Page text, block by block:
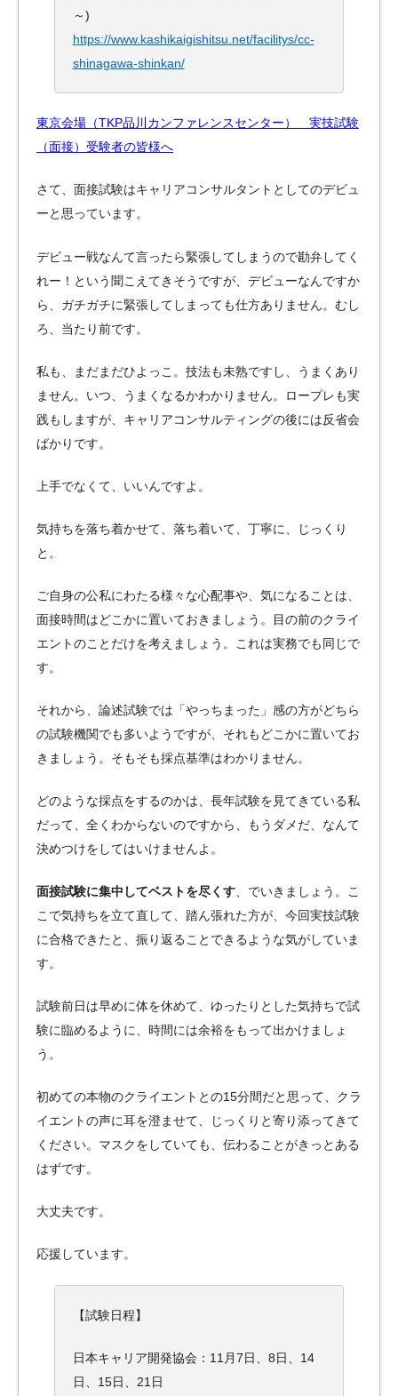
～)
https://www.kashikaigishitsu.net/facilitys/cc-
shinagawa-shinkan/
東京会場（TKP品川カンファレンスセンター） 実技試験
（面接）受験者の皆様へ
さて、面接試験はキャリアコンサルタントとしてのデビュ
ーと思っています。
デビュー戦なんて言ったら緊張してしまうので勘弁してく
れー！という聞こえてきそうですが、デビューなんですか
ら、ガチガチに緊張してしまっても仕方ありません。むし
ろ、当たり前です。
私も、まだまだひよっこ。技法も未熟ですし、うまくあり
ません。いつ、うまくなるかわかりません。ロープレも実
践もしますが、キャリアコンサルティングの後には反省会
ばかりです。
上手でなくて、いいんですよ。
気持ちを落ち着かせて、落ち着いて、丁寧に、じっくり
と。
ご自身の公私にわたる様々な心配事や、気になることは、
面接時間はどこかに置いておきましょう。目の前のクライ
エントのことだけを考えましょう。これは実務でも同じで
す。
それから、論述試験では「やっちまった」感の方がどちら
の試験機関でも多いようですが、それもどこかに置いてお
きましょう。そもそも採点基準はわかりません。
どのような採点をするのかは、長年試験を見てきている私
だって、全くわからないのですから、もうダメだ、なんて
決めつけをしてはいけませんよ。
面接試験に集中してベストを尽くす 、でいきましょう。こ
こで気持ちを立て直して、踏ん張れた方が、今回実技試験
に合格できたと、振り返ることできるような気がしていま
す。
試験前日は早めに体を休めて、ゆったりとした気持ちで試
験に臨めるように、時間には余裕をもって出かけましょ
う。
初めての本物のクライエントとの15分間だと思って、クラ
イエントの声に耳を澄ませて、じっくりと寄り添ってきて
ください。マスクをしていても、伝わることがきっとある
はずです。
大丈夫です。
応援しています。
【試験日程】
日本キャリア開発協会：11月7日、8日、14
日、15日、21日